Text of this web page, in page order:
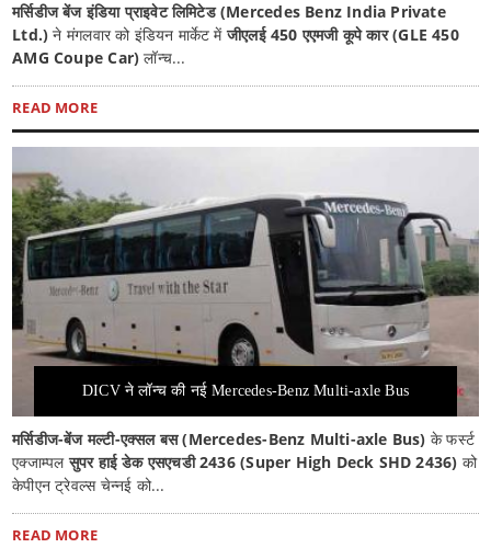
मर्सिडीज बेंज इंडिया प्राइवेट लिमिटेड (Mercedes Benz India Private
Ltd.)ने मंगलवार को इंडियन मार्केट मेंजीएलई 450 एएमजी कूपे कार (GLE 450
AMG Coupe Car)लॉन्च...
READ MORE
DICV ने लॉन्च की नई Mercedes-Benz Multi-axle Bus
मर्सिडीज-बेंज मल्टी-एक्सल बस (Mercedes-Benz Multi-axle Bus) के फर्स्ट
एक्जाम्पलसुपर हाई डेक एसएचडी 2436 (Super High Deck SHD 2436) को
केपीएन ट्रेवल्स चेन्नई को...
READ MORE